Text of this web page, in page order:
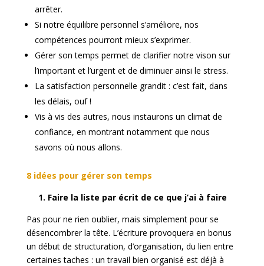
arrêter.
Si notre équilibre personnel s’améliore, nos
compétences pourront mieux s’exprimer.
Gérer son temps permet de clarifier notre vison sur
l’important et l’urgent et de diminuer ainsi le stress.
La satisfaction personnelle grandit : c’est fait, dans
les délais, ouf !
Vis à vis des autres, nous instaurons un climat de
confiance, en montrant notamment que nous
savons où nous allons.
8 idées pour gérer son temps
1. Faire la liste par écrit de ce que j’ai à faire
Pas pour ne rien oublier, mais simplement pour se
désencombrer la tête. L’écriture provoquera en bonus
un début de structuration, d’organisation, du lien entre
certaines taches : un travail bien organisé est déjà à